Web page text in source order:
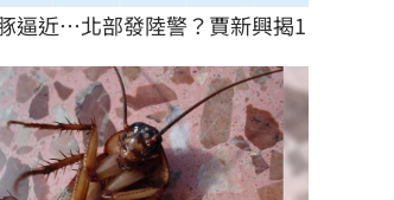
逼近…北部發陸警？賈新興揭1